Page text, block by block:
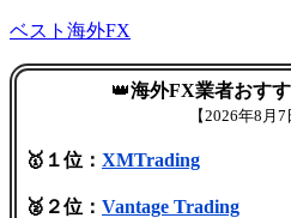
ベスト海外FX
👑海外FX業者おす
【2026年8月7
🥇１位： XMTrading
🥈２位： Vantage Trading